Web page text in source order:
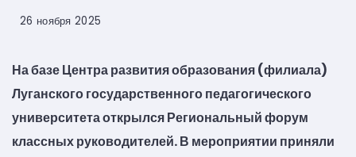
26 ноября 2025
На базе Центра развития образования (филиала)
Луганского государственного педагогического
университета открылся Региональный форум
классных руководителей. В мероприятии приняли